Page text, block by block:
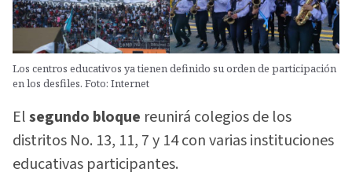
Los centros educativos ya tienen definido su orden de participación
en los desfiles. Foto: Internet
Elsegundo bloque reunirá colegios de los
distritos No. 13, 11, 7 y 14 con varias instituciones
educativas participantes.